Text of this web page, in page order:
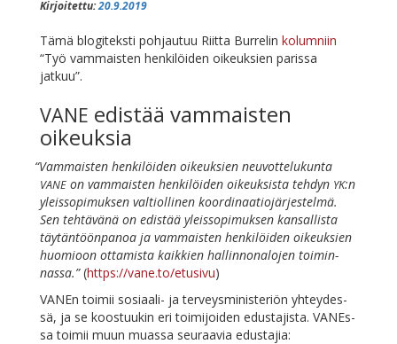
Kirjoitettu:20.9.2019
Tä­mä blo­gi­teks­ti poh­jau­tuu Riit­ta Bur­re­lin ko­lum­niin
“Työ vam­mais­ten hen­ki­löi­den oi­keuk­sien pa­ris­sa
jatkuu”.
VANE edistää vammaisten
oikeuksia
“Vam­mais­ten hen­ki­löi­den oi­keuk­sien neu­vot­te­lu­kun­ta
VANE on vam­mais­ten hen­ki­löi­den oi­keuk­sis­ta teh­dyn YK:n
yleis­so­pi­muk­sen val­tiol­li­nen koor­di­naa­tio­jär­jes­tel­mä.
Sen teh­tä­vä­nä on edis­tää yleis­so­pi­muk­sen kan­sal­lis­ta
täy­tän­töön­pa­noa ja vam­mais­ten hen­ki­löi­den oi­keuk­sien
huo­mioon ot­ta­mis­ta kaik­kien hal­lin­no­na­lo­jen toi­min­
nas­sa.”(https://vane.to/etusivu)
VA­NEn toi­mii so­si­aa­li- ja ter­veys­mi­nis­te­riön yh­tey­des­
sä, ja se koos­tuu­kin eri toi­mi­joi­den edus­ta­jis­ta. VA­NEs­
sa toi­mii muun muas­sa seu­raa­via edustajia: